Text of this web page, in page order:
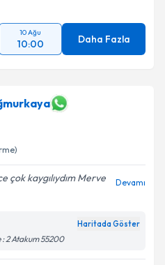
10 Ağu
10:00 Daha Fazla
çok kaygılıydım Merve
Devamı
Haritada Göster
2 Atakum 55200